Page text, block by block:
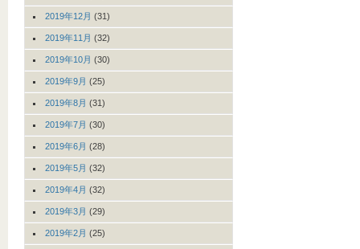
2019年12月 (31)
2019年11月 (32)
2019年10月 (30)
2019年9月 (25)
2019年8月 (31)
2019年7月 (30)
2019年6月 (28)
2019年5月 (32)
2019年4月 (32)
2019年3月 (29)
2019年2月 (25)